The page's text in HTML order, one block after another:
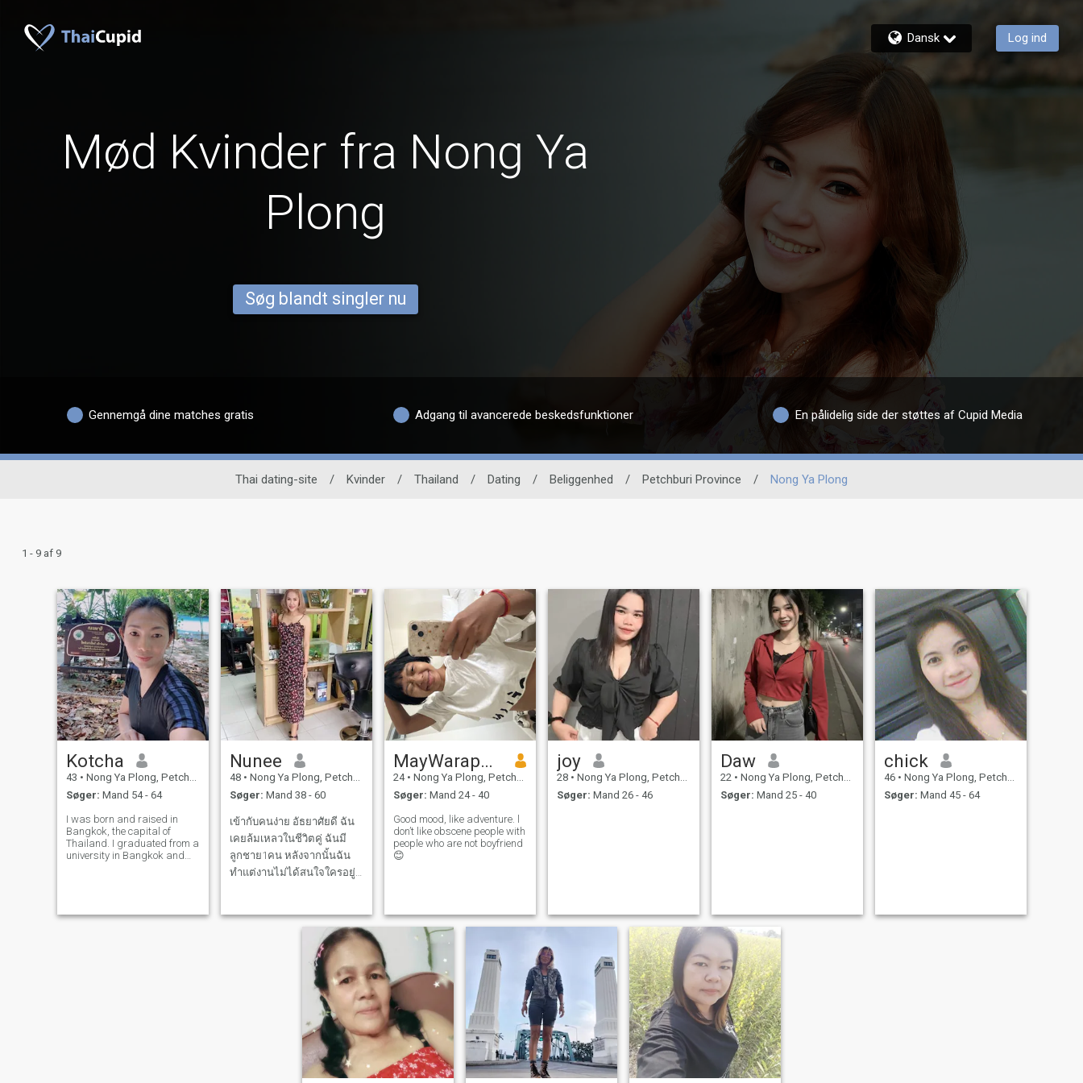
Dansk Log ind
Mød Kvinder fra Nong Ya
Plong
Søg blandt singler nu
Gennemgå dine matches gratis Adgang til avancerede beskedsfunktioner En pålidelig side der støttes af Cupid Media
Thai dating-site / Kvinder / Thailand / Dating / Beliggenhed / Petchburi Province / Nong Ya Plong
1 - 9 af 9
Kotcha
43 • Nong Ya Plong, Petchburi Province, Thailand
Søger: Mand 54 - 64
I was born and raised in
Bangkok, the capital of
Thailand. I graduated from a
university in Bangkok and
rural area with modern
Nunee
48 • Nong Ya Plong, Petchburi Province, Thailand
Søger: Mand 38 - 60
เข้ากับคนง่าย อัธยาศัยดี ฉัน
เคยล้มเหลวในชีวิตคู่ ฉันมี
ลูกชาย1คน หลังจากนั้นฉัน
ทำแต่งานไม่ได้สนใจใครอยู่
คนที่จริงใจ ใช้ชีวิตง่ายๆไม่
ติดหรู ฉันไม่ได้เข้ามาในนี้
MayWaraphon
24 • Nong Ya Plong, Petchburi Province, Thailand
Søger: Mand 24 - 40
Good mood, like adventure. l
don’t like obscene people with
people who are not boyfriend
😊
joy
28 • Nong Ya Plong, Petchburi Province, Thailand
Søger: Mand 26 - 46
Daw
22 • Nong Ya Plong, Petchburi Province, Thailand
Søger: Mand 25 - 40
chick
46 • Nong Ya Plong, Petchburi Province, Thailand
Søger: Mand 45 - 64